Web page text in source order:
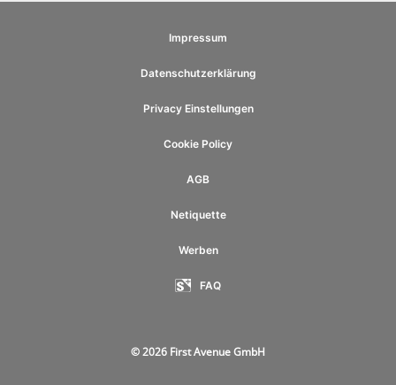
Impressum
Datenschutzerklärung
Privacy Einstellungen
Cookie Policy
AGB
Netiquette
Werben
FAQ
© 2026 First Avenue GmbH